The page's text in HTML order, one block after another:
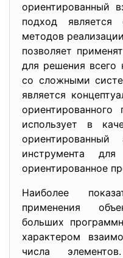
ориентированный
подход
методов
позволяет
для решения всего
со сложными
является
ориентированного
использует в
инструмента
ориентированное
Наиболее
применения
больших
характером
числа